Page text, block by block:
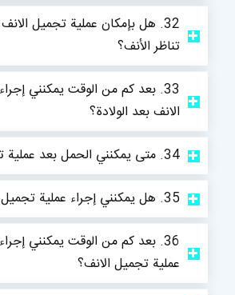
32. هل بإمكان عملية تجميل
تناظر الأنف؟
33. بعد كم من الوقت يمكنني
الانف بعد الولادة؟
34. متى يمكنني الحمل بعد عملية تجميل الانف؟
35. هل يمكنني إجراء عملية تجميل الانف وأنا حامل؟
36. بعد كم من الوقت يمكنني
عملية تجميل الانف؟